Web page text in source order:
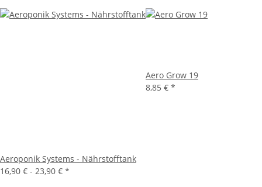
Aeroponik Systems - Nährstofftank
16,90 € - 23,90 € *
Aero Grow 19
8,85 € *